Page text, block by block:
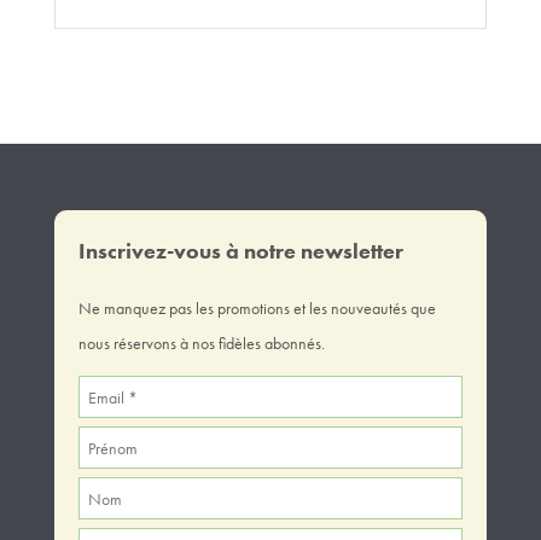
Inscrivez-vous à notre newsletter
Ne manquez pas les promotions et les nouveautés que
nous réservons à nos fidèles abonnés.